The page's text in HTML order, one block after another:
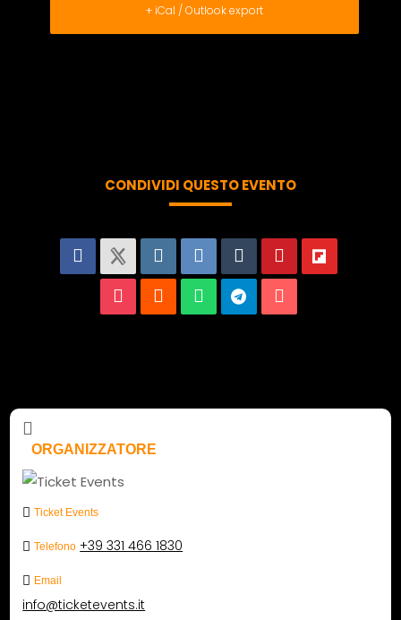
+ iCal / Outlook export
CONDIVIDI QUESTO EVENTO
ORGANIZZATORE
Ticket Events
Telefono +39 331 466 1830
Email
info@ticketevents.it